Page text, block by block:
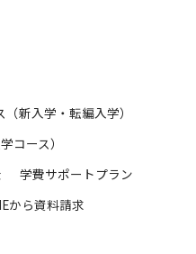
新入学・転編入学）
コース）
学費サポートプラン
から資料請求